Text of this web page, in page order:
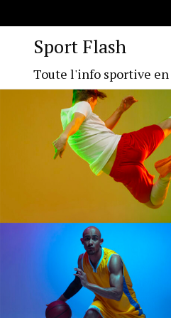
Sport Flash
Toute l'info sportive